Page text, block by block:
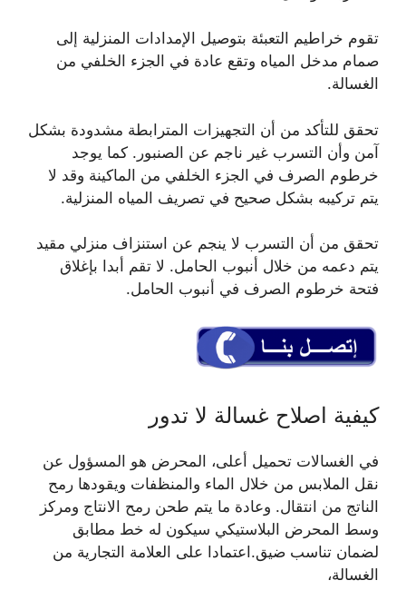
تقوم خراطيم التعبئة بتوصيل الإمدادات المنزلية إلى
صمام مدخل المياه وتقع عادة في الجزء الخلفي من
الغسالة.
تحقق للتأكد من أن التجهيزات المترابطة مشدودة بشكل
آمن وأن التسرب غير ناجم عن الصنبور. كما يوجد
خرطوم الصرف في الجزء الخلفي من الماكينة وقد لا
يتم تركيبه بشكل صحيح في تصريف المياه المنزلية.
تحقق من أن التسرب لا ينجم عن استنزاف منزلي مقيد
يتم دعمه من خلال أنبوب الحامل. لا تقم أبدا بإغلاق
فتحة خرطوم الصرف في أنبوب الحامل.
كيفية اصلاح غسالة لا تدور
في الغسالات تحميل أعلى، المحرض هو المسؤول عن
نقل الملابس من خلال الماء والمنظفات ويقودها رمح
الناتج من انتقال. وعادة ما يتم طحن رمح الانتاج ومركز
وسط المحرض البلاستيكي سيكون له خط مطابق
لضمان تناسب ضيق.اعتمادا على العلامة التجارية من
الغسالة،